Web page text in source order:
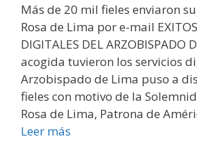
Más de 20 mil fieles enviaron
Rosa de Lima por e-mail
DIGITALES DEL ARZOBISPADO
acogida tuvieron los servicios
Arzobispado de Lima puso a
fieles con motivo de la
Rosa de Lima, Patrona de
Leer más